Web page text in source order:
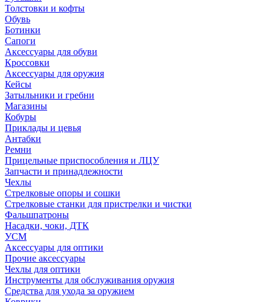
Толстовки и кофты
Обувь
Ботинки
Сапоги
Аксессуары для обуви
Кроссовки
Аксессуары для оружия
Кейсы
Затыльники и гребни
Магазины
Кобуры
Приклады и цевья
Антабки
Ремни
Прицельные приспособления и ЛЦУ
Запчасти и принадлежности
Чехлы
Стрелковые опоры и сошки
Стрелковые станки для пристрелки и чистки
Фальшпатроны
Насадки, чоки, ДТК
УСМ
Аксессуары для оптики
Прочие аксессуары
Чехлы для оптики
Инструменты для обслуживания оружия
Средства для ухода за оружием